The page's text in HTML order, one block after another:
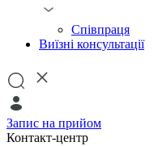
Співпраця
Виїзні консультації
Запис на прийом
Контакт-центр